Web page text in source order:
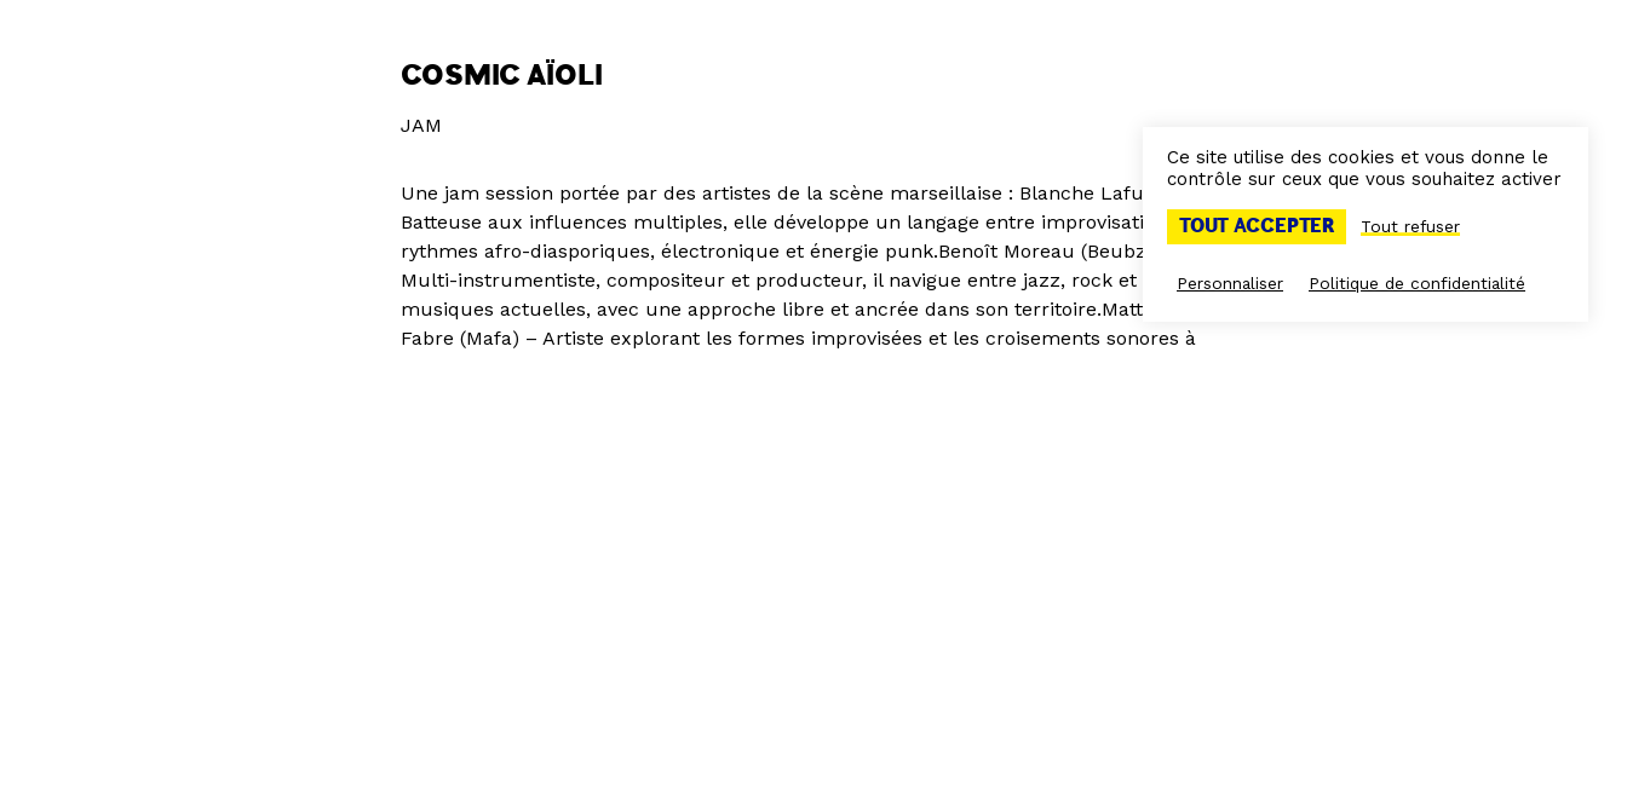
COSMIC AÏOLI
JAM
Une jam session portée par des artistes de la scène marseillaise : Blanche Lafuente –
Batteuse aux influences multiples, elle développe un langage entre improvisation,
rythmes afro-diasporiques, électronique et énergie punk.Benoît Moreau (Beubzer) –
Multi-instrumentiste, compositeur et producteur, il navigue entre jazz, rock et
musiques actuelles, avec une approche libre et ancrée dans son territoire.Matthieu
Fabre (Mafa) – Artiste explorant les formes improvisées et les croisements sonores à
Ce site utilise des cookies et vous donne le
contrôle sur ceux que vous souhaitez activer
TOUT ACCEPTER Tout refuser
Personnaliser Politique de confidentialité